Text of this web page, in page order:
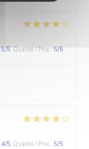
5/5 Qualité / Prix : 5/5
4/5 Qualité / Prix : 5/5